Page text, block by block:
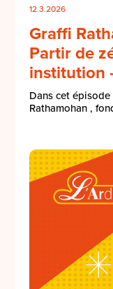
12.3.2026
Graffi
Partir de
institution
Dans cet
Rathamohan ,